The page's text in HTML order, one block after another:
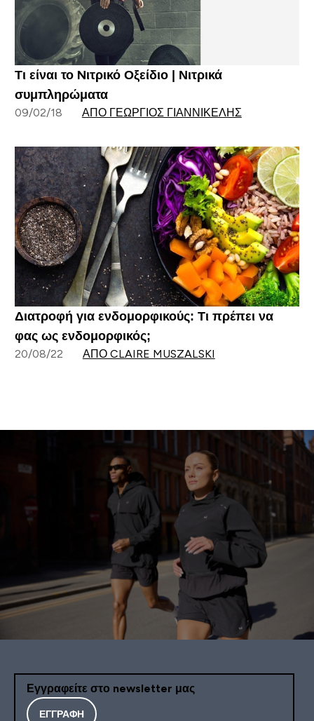
Τι είναι το Nιτρικό Οξείδιο | Νιτρικά
συμπληρώματα
09/02/18 ΑΠΌ ΓΕΏΡΓΙΟΣ ΓΙΑΝΝΙΚΈΛΗΣ
Διατροφή για ενδομορφικούς: Τι πρέπει να
φας ως ενδομορφικός;
20/08/22 ΑΠΌ CLAIRE MUSZALSKI
Εγγραφείτε στο newsletter μας
ΕΓΓΡΑΦΉ